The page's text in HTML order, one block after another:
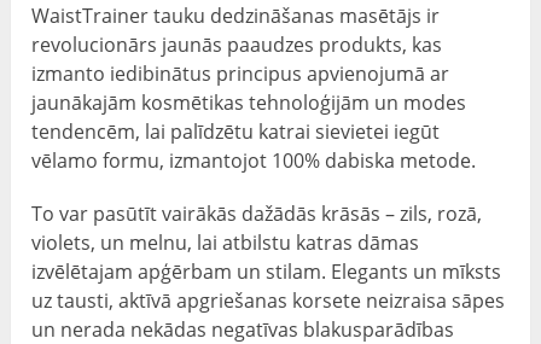
WaistTrainer tauku dedzināšanas masētājs ir
revolucionārs jaunās paaudzes produkts, kas
izmanto iedibinātus principus apvienojumā ar
jaunākajām kosmētikas tehnoloģijām un modes
tendencēm, lai palīdzētu katrai sievietei iegūt
vēlamo formu, izmantojot 100% dabiska metode.
To var pasūtīt vairākās dažādās krāsās – zils, rozā,
violets, un melnu, lai atbilstu katras dāmas
izvēlētajam apģērbam un stilam. Elegants un mīksts
uz tausti, aktīvā apgriešanas korsete neizraisa sāpes
un nerada nekādas negatīvas blakusparādības